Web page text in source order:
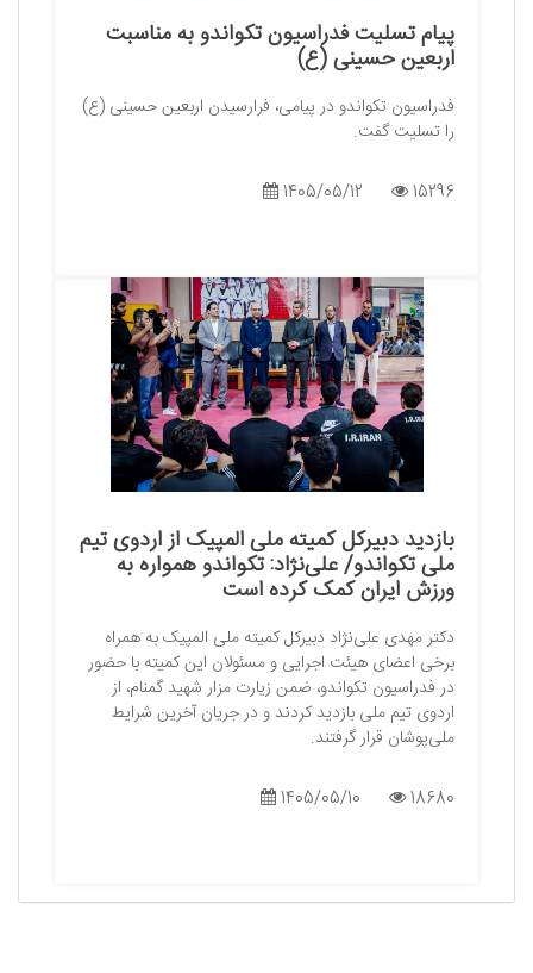
پیام تسلیت فدراسیون تکواندو به مناسبت
اربعین حسینی (ع)
فدراسیون تکواندو در پیامی، فرارسیدن اربعین حسینی (ع)
را تسلیت گفت.
1405/05/12 15296
بازدید دبیرکل کمیته ملی المپیک از اردوی تیم
ملی تکواندو/ علی‌نژاد: تکواندو همواره به
ورزش ایران کمک کرده است
دکتر مهدی علی‌نژاد دبیرکل کمیته ملی المپیک به همراه
برخی اعضای هیئت اجرایی و مسئولان این کمیته با حضور
در فدراسیون تکواندو، ضمن زیارت مزار شهید گمنام، از
اردوی تیم ملی بازدید کردند و در جریان آخرین شرایط
ملی‌پوشان قرار گرفتند.
1405/05/10 18680